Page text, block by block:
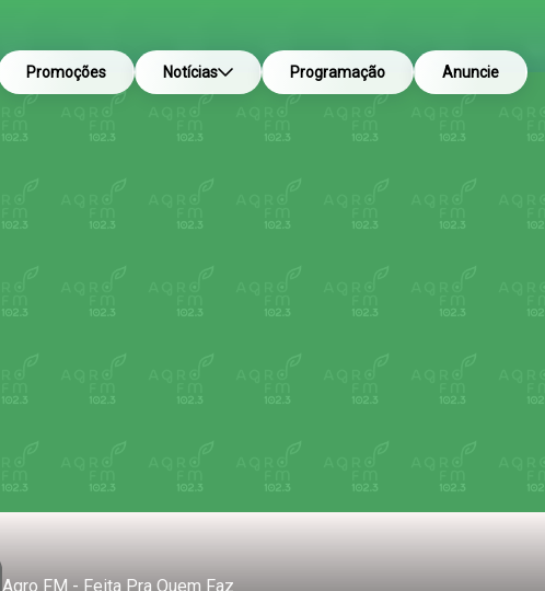
Promoções Notícias Programação Anuncie
Agro FM - Feita Pra Quem Faz